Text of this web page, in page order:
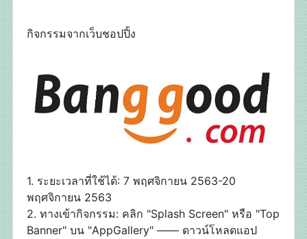
กิจกรรมจากเว็บชอปปิ้ง
1. ระยะเวลาที่ใช้ได้: 7 พฤศจิกายน 2563-20
พฤศจิกายน 2563
2. ทางเข้ากิจกรรม: คลิก "Splash Screen" หรือ "Top
Banner" บน "AppGallery" —— ดาวน์โหลดแอป